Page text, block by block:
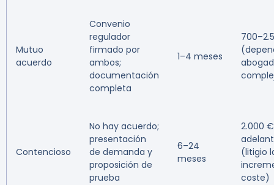
Mutuo
acuerdo
Convenio
regulador
firmado por
ambos;
documentación
completa
1–4 meses
Contencioso
No hay acuerdo;
presentación
de demanda y
proposición de
prueba
6–24
meses
2.000
(litigio
coste)